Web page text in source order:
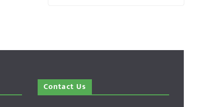
Contact Us